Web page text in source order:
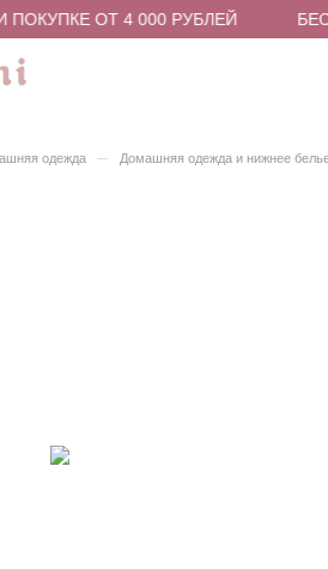
ОТ 4 000 РУБЛЕЙ
одежда – Домашняя одежда и нижнее